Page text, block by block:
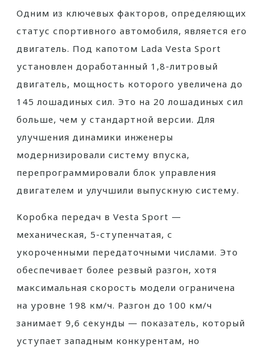
Одним из ключевых факторов, определяющих
статус спортивного автомобиля, является его
двигатель. Под капотом Lada Vesta Sport
установлен доработанный 1,8-литровый
двигатель, мощность которого увеличена до
145 лошадиных сил. Это на 20 лошадиных сил
больше, чем у стандартной версии. Для
улучшения динамики инженеры
модернизировали систему впуска,
перепрограммировали блок управления
двигателем и улучшили выпускную систему.
Коробка передач в Vesta Sport —
механическая, 5-ступенчатая, с
укороченными передаточными числами. Это
обеспечивает более резвый разгон, хотя
максимальная скорость модели ограничена
на уровне 198 км/ч. Разгон до 100 км/ч
занимает 9,6 секунды — показатель, который
уступает западным конкурентам, но